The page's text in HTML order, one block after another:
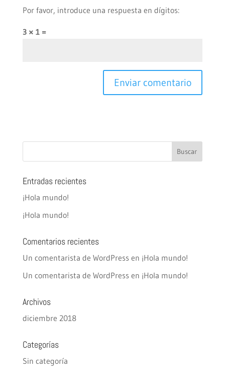
Por favor, introduce una respuesta en dígitos:
3 × 1 =
Entradas recientes
¡Hola mundo!
¡Hola mundo!
Comentarios recientes
Un comentarista de WordPressen ¡Hola mundo!
Un comentarista de WordPressen ¡Hola mundo!
Archivos
diciembre 2018
Categorías
Sin categoría